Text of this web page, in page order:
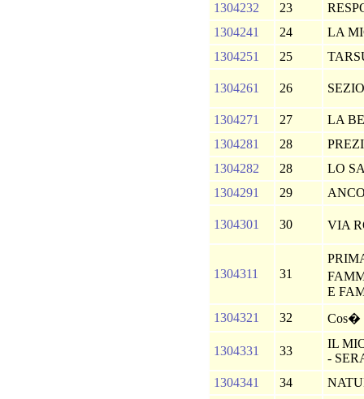
1304232
23
1304241
24
LA
1304251
25
1304261 26
1304271 27
LA
1304281
28
1304282
28
LO
1304291
29
1304301 30 VIA
1304311 31
E
1304321
32 Cos�
1304331 33
IL
-
1304341
34